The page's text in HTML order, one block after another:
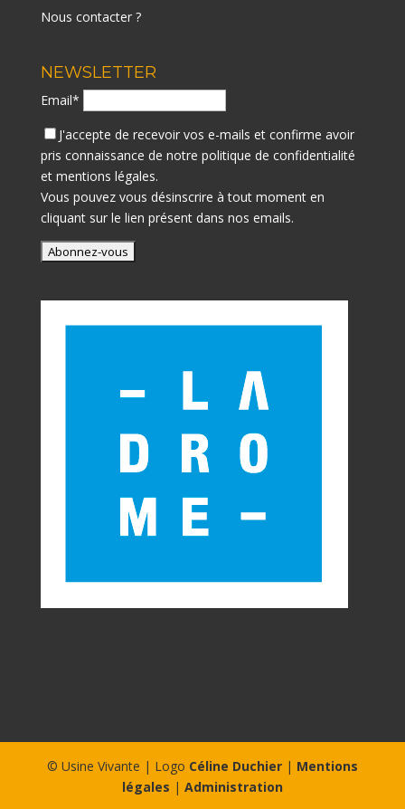
Nous contacter ?
NEWSLETTER
Email*
J'accepte de recevoir vos e-mails et confirme avoir
pris connaissance de notre politique de confidentialité
et mentions légales.
Vous pouvez vous désinscrire à tout moment en
cliquant sur le lien présent dans nos emails.
© Usine Vivante | Logo Céline Duchier| Mentions
légales | Administration